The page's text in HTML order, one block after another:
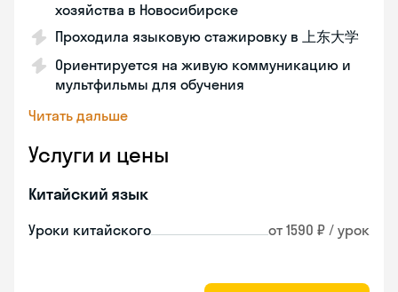
хозяйства в Новосибирске
Проходила языковую стажировку в 上东大学
Ориентируется на живую коммуникацию и
мультфильмы для обучения
Читать дальше
Услуги и цены
Китайский язык
Уроки китайского от 1590 ₽ / урок